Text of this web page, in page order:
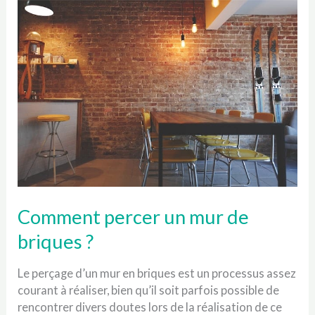
dans
du
verre
sans
le
casser
Comment percer un mur de
briques ?
Le perçage d’un mur en briques est un processus assez
courant à réaliser, bien qu’il soit parfois possible de
rencontrer divers doutes lors de la réalisation de ce